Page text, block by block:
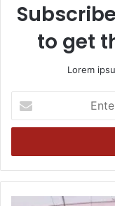
to get
Lorem
your
Email